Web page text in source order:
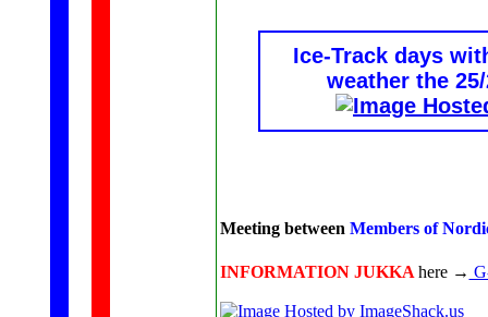
Ice-Track days
weather the
Meeting between Members of
INFORMATION JUKKA here →